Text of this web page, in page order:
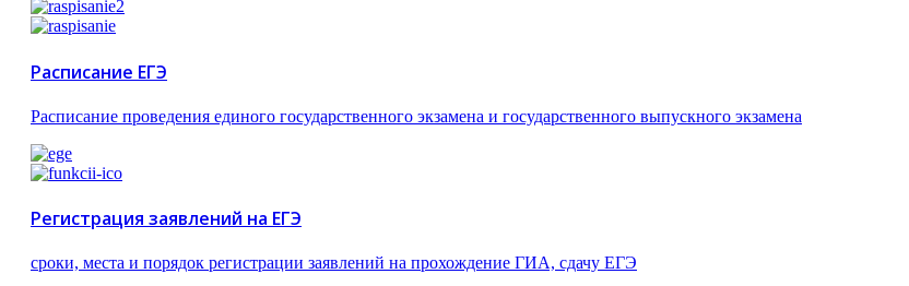
Расписание ЕГЭ
Расписание проведения единого государственного экзамена и государственного выпускного экзамена
Регистрация заявлений на ЕГЭ
сроки, места и порядок регистрации заявлений на прохождение ГИА, сдачу ЕГЭ